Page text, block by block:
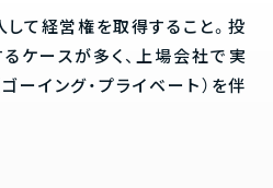
て経営権を取得すること。投
ケースが多く、上場会社で実
ーイング・プライベート）を伴